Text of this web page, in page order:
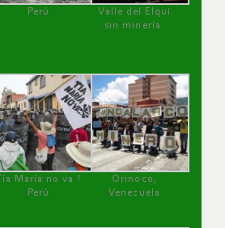
Perú
Valle del Elqui
sin minería.
Tía María no va !
Perú
Orinoco,
Venezuela